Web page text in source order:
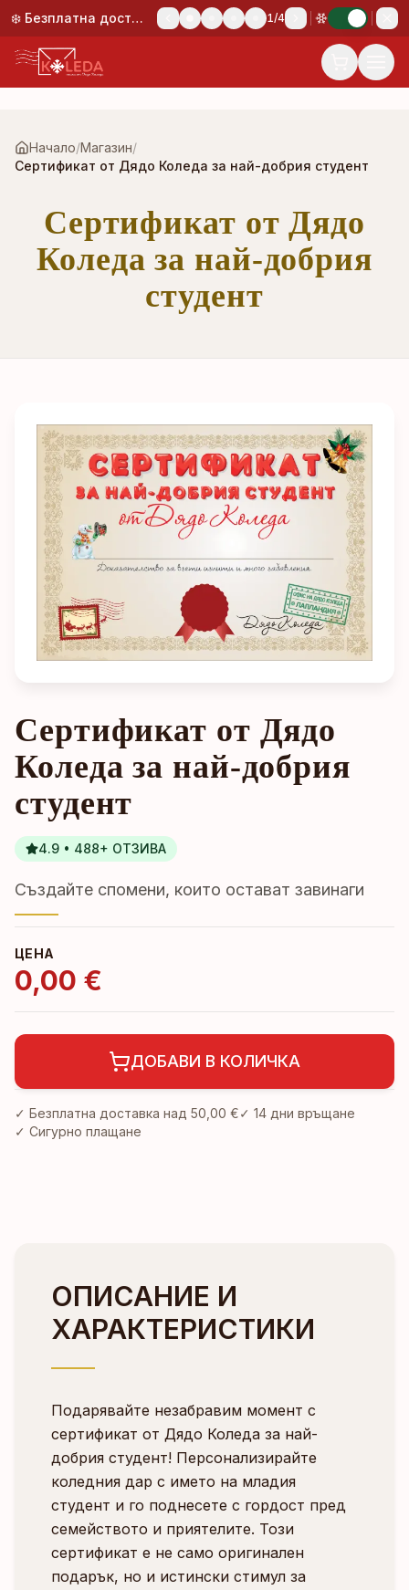
Към основното съдържание
❄️ Безплатна доставка при поръчка над 50,00 €! 1/4
Начало/Магазин/
Сертификат от Дядо Коледа за най-добрия студент
Сертификат от Дядо
Коледа за най-добрия
студент
Сертификат от Дядо
Коледа за най-добрия
студент
4.9 • 488+ ОТЗИВА
Създайте спомени, които остават завинаги
ЦЕНА
0,00 €
ДОБАВИ В КОЛИЧКА
✓ Безплатна доставка над 50,00 €✓ 14 дни връщане
✓ Сигурно плащане
ОПИСАНИЕ И
ХАРАКТЕРИСТИКИ
Подарявайте незабравим момент с
сертификат от Дядо Коледа за най-
добрия студент! Персонализирайте
коледния дар с името на младия
студент и го поднесете с гордост пред
семейството и приятелите. Този
сертификат е не само оригинален
подарък, но и истински стимул за